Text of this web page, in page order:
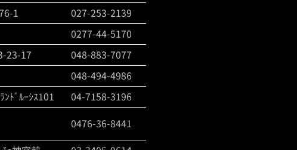
1
027-253-2139
0277-44-5170
23-17
048-883-7077
048-494-4986
ﾄﾞﾙｰｼｽ101
04-7158-3196
0476-36-8441